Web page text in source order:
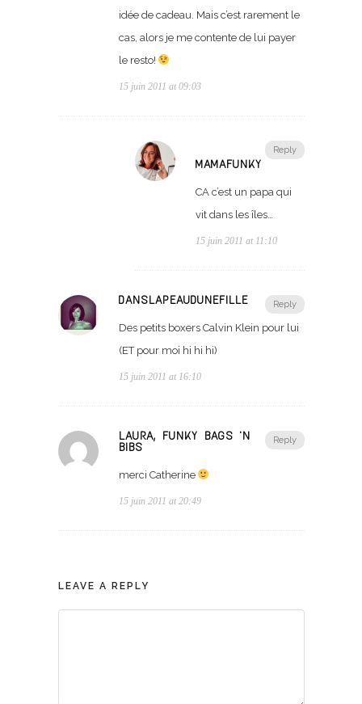
idée de cadeau. Mais c’est rarement le
cas, alors je me contente de lui payer
le resto!
15 juin 2011 at 09:03
Reply
MAMAFUNKY
CA c’est un papa qui
vit dans les îles…
15 juin 2011 at 11:10
Reply
DANSLAPEAUDUNEFILLE
Des petits boxers Calvin Klein pour lui
(ET pour moi hi hi hi)
15 juin 2011 at 16:10
Reply
LAURA, FUNKY BAGS 'N
BIBS
merci Catherine
15 juin 2011 at 20:49
LEAVE A REPLY